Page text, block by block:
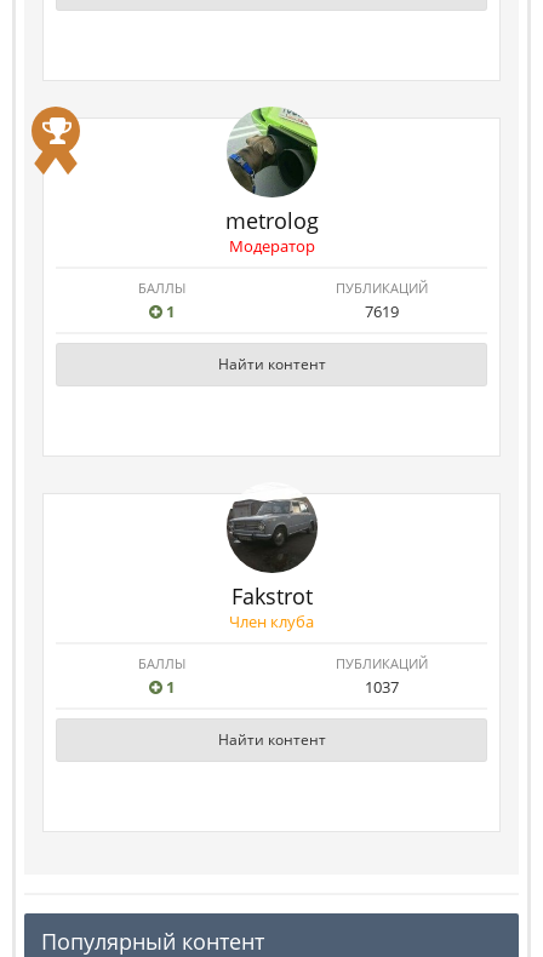
metrolog
Модератор
БАЛЛЫ
1
ПУБЛИКАЦИЙ
7619
Найти контент
Fakstrot
Член клуба
БАЛЛЫ
1
ПУБЛИКАЦИЙ
1037
Найти контент
Популярный контент